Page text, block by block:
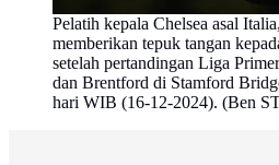
Pelatih kepala Chelsea asal
memberikan tepuk tangan
setelah pertandingan Liga
dan Brentford di Stamford
hari WIB (16-12-2024). (Ben